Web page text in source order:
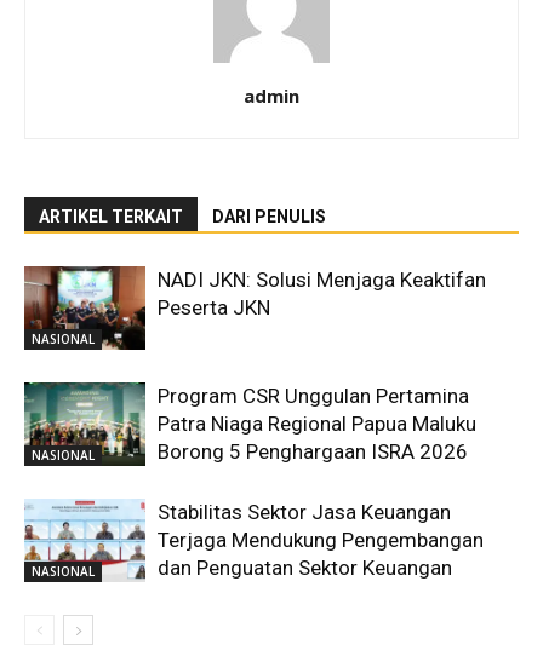
admin
ARTIKEL TERKAIT DARI PENULIS
NASIONAL
NADI JKN: Solusi Menjaga Keaktifan
Peserta JKN
NASIONAL
Program CSR Unggulan Pertamina
Patra Niaga Regional Papua Maluku
Borong 5 Penghargaan ISRA 2026
NASIONAL
Stabilitas Sektor Jasa Keuangan
Terjaga Mendukung Pengembangan
dan Penguatan Sektor Keuangan